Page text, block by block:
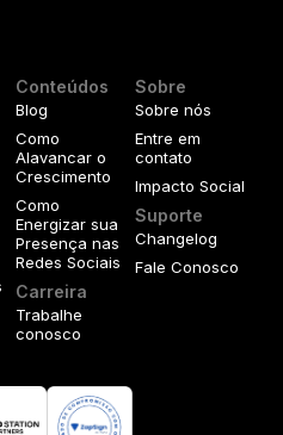
Conteúdos
Blog
Como
Alavancar o
Crescimento
Como
Energizar sua
Presença nas
Redes Sociais
Carreira
Trabalhe
conosco
Sobre
Sobre nós
Entre em
contato
Impacto Social
Suporte
Changelog
Fale Conosco